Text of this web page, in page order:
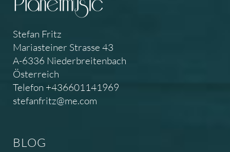
Stefan Fritz
Mariasteiner Strasse 43
A-6336 Niederbreitenbach
Österreich
Telefon +436601141969
stefanfritz@me.com
BLOG